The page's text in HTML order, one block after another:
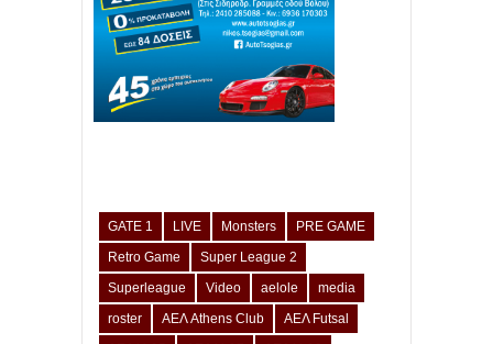
GATE 1 LIVE Monsters
PRE GAME
Retro Game
Super League 2
Superleague
Video aelole
media
roster
ΑΕΛ Athens Club
ΑΕΛ Futsal